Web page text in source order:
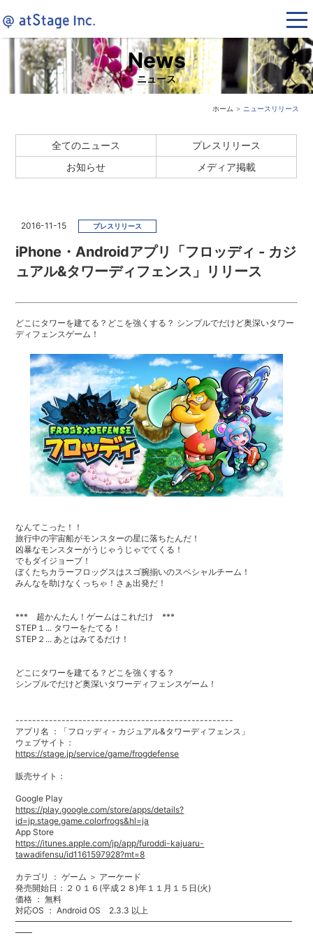
News
ニュース
ホーム ＞ ニュースリリース
全てのニュース
プレスリリース
お知らせ
メディア掲載
2016-11-15 プレスリリース
iPhone・Androidアプリ「フロッディ - カジ
ュアル&タワーディフェンス」リリース
どこにタワーを建てる？どこを強くする？ シンプルでだけど奥深いタワー
ディフェンスゲーム！
なんてこった！！
旅行中の宇宙船がモンスターの星に落ちたんだ！
凶暴なモンスターがうじゃうじゃでてくる！
でもダイジョーブ！
ぼくたちカラーフロッグスはスゴ腕揃いのスペシャルチーム！
みんなを助けなくっちゃ！さぁ出発だ！
*** 超かんたん！ゲームはこれだけ ***
STEP１... タワーをたてる！
STEP２... あとはみてるだけ！
どこにタワーを建てる？どこを強くする？
シンプルでだけど奥深いタワーディフェンスゲーム！
----------------------------------------------------
アプリ名 ：「フロッディ - カジュアル&タワーディフェンス」
ウェブサイト：
https://stage.jp/service/game/frogdefense
販売サイト：
Google Play
https://play.google.com/store/apps/details?
id=jp.stage.game.colorfrogs&hl=ja
App Store
https://itunes.apple.com/jp/app/furoddi-kajuaru-
tawadifensu/id1161597928?mt=8
カテゴリ ： ゲーム ＞ アーケード
発売開始日：２０１６(平成２８)年１１月１５日(火)
価格 ： 無料
対応OS ： Android OS 2.3.3 以上
━━━━━━━━━━━━━━━━━━━━━━━━━━━━━━━━━
━━